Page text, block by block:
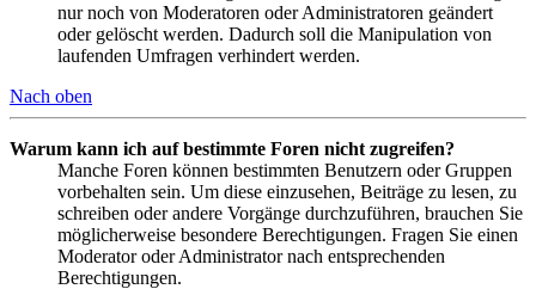
nur noch von Moderatoren oder Administratoren geändert
oder gelöscht werden. Dadurch soll die Manipulation von
laufenden Umfragen verhindert werden.
Nach oben
Warum kann ich auf bestimmte Foren nicht zugreifen?
Manche Foren können bestimmten Benutzern oder Gruppen
vorbehalten sein. Um diese einzusehen, Beiträge zu lesen, zu
schreiben oder andere Vorgänge durchzuführen, brauchen Sie
möglicherweise besondere Berechtigungen. Fragen Sie einen
Moderator oder Administrator nach entsprechenden
Berechtigungen.